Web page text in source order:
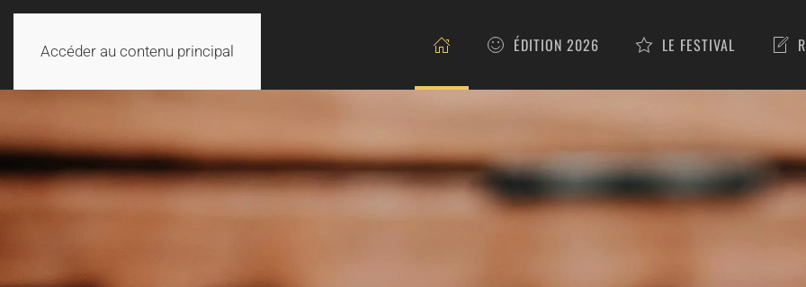
Accéder au contenu principal ÉDITION 2026 LE FESTIVAL